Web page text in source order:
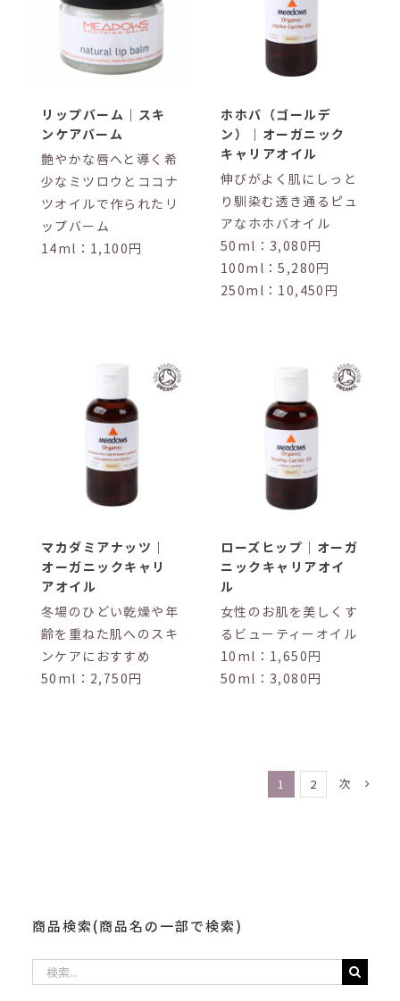
リップバーム｜スキ
ンケアバーム
艶やかな唇へと導く希
少なミツロウとココナ
ツオイルで作られたリ
ップバーム
14ml：1,100円
ホホバ（ゴールデ
ン）｜オーガニック
キャリアオイル
伸びがよく肌にしっと
り馴染む透き通るピュ
アなホホバオイル
50ml：3,080円
100ml：5,280円
250ml：10,450円
マカダミアナッツ｜
オーガニックキャリ
アオイル
冬場のひどい乾燥や年
齢を重ねた肌へのスキ
ンケアにおすすめ
50ml：2,750円
ローズヒップ｜オーガ
ニックキャリアオイ
ル
女性のお肌を美しくす
るビューティーオイル
10ml：1,650円
50ml：3,080円
1 2 次
商品検索(商品名の一部で検索)
索